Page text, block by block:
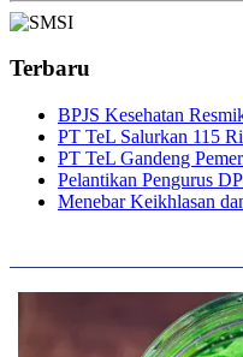
Terbaru
BPJS Kesehatan
PT TeL Salurkan 115
PT TeL Gandeng
Pelantikan Pengurus
Menebar Keikhlasan